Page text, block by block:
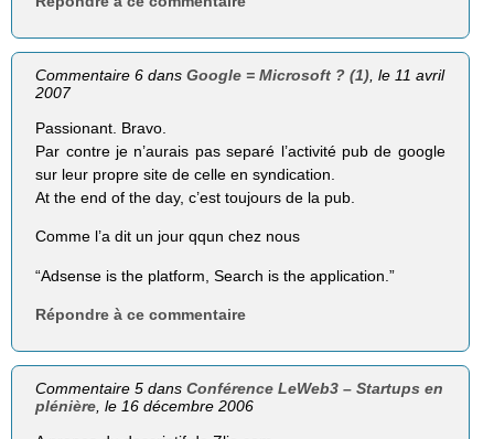
Commentaire 6 dansGoogle = Microsoft ? (1), le 11 avril
2007
Passionant. Bravo.
Par contre je n’aurais pas separé l’activité pub de google
sur leur propre site de celle en syndication.
At the end of the day, c’est toujours de la pub.
Comme l’a dit un jour qqun chez nous
“Adsense is the platform, Search is the application.”
Répondre à ce commentaire
Commentaire 5 dansConférence LeWeb3 – Startups en
plénière , le 16 décembre 2006